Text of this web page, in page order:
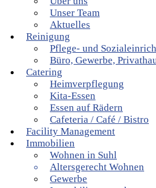
Unser Team
Aktuelles
Reinigung
Pflege- und
Büro, Gewerbe,
Catering
Heimverpflegung
Kita-Essen
Essen auf Rädern
Cafeteria / Café / Bistro
Facility Management
Immobilien
Wohnen in Suhl
Altersgerecht Wohnen
Gewerbe